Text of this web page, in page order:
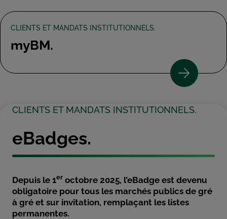
CLIENTS ET MANDATS INSTITUTIONNELS.
myBM.
CLIENTS ET MANDATS INSTITUTIONNELS.
eBadges.
Depuis le 1er octobre 2025, l’eBadge est devenu
obligatoire pour tous les marchés publics de gré
à gré et sur invitation, remplaçant les listes
permanentes.